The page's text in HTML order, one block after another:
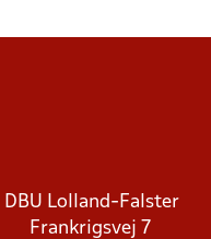
DBU Lolland-Falster
Frankrigsvej 7